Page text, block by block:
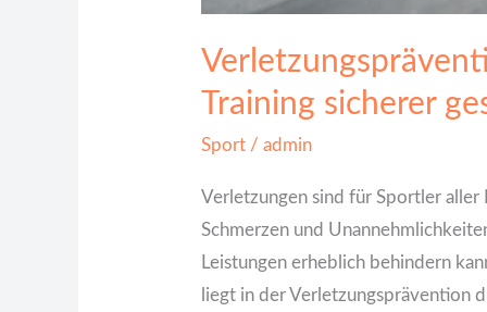
Training sicherer
Sport /admin
Verletzungen sind für Sportler aller
Schmerzen und
Leistungen erheblich behindern
liegt in der Verletzungsprävention